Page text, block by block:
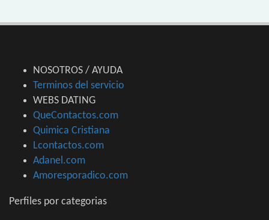
NOSOTROS / AYUDA
Terminos del servicio
WEBS DATING
QueContactos.com
Quimica Cristiana
Lcontactos.com
Adanel.com
Amoresporadico.com
Perfiles por categorias